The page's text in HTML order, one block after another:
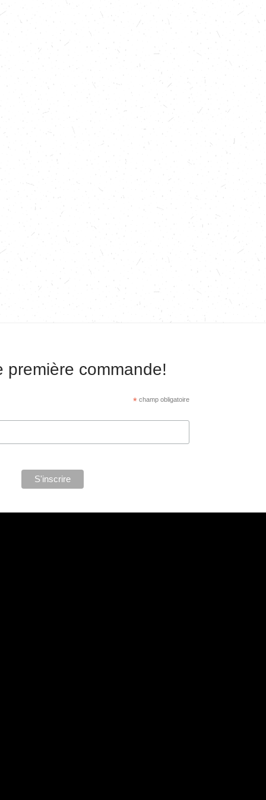
commande!
*champ obligatoire